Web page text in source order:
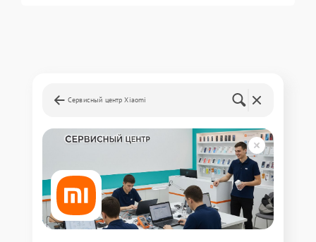
Сервисный центр Xiaomi